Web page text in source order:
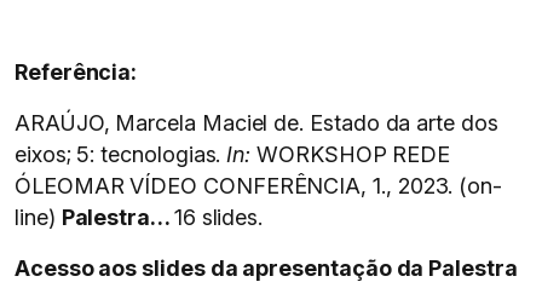
Referência:
ARAÚJO, Marcela Maciel de. Estado da arte dos
eixos; 5: tecnologias. In: WORKSHOP REDE
ÓLEOMAR VÍDEO CONFERÊNCIA, 1., 2023. (on-
line) Palestra…16 slides.
Acesso aos slides da apresentação da Palestra